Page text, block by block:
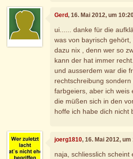
Gerd, 16. Mai 2012, um
ui...... danke für die
was von bayrisch
dazu nix , denn wer so
kann der hat immer recht.
und ausserdem war die
rechtschreibung
farbgeiers, aber ich weis
die müßen sich in den
hoffe ich habe dich nicht
joerg1810, 16. Mai 2012, um
naja, schliesslich scheint